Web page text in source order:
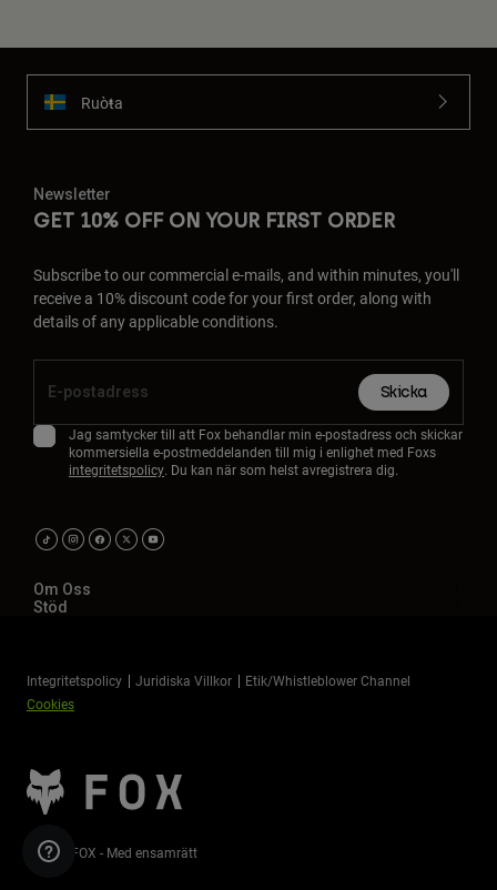
Ruoŧŧa
Newsletter
GET 10% OFF ON YOUR FIRST ORDER
Subscribe to our commercial e-mails, and within minutes, you'll
receive a 10% discount code for your first order, along with
details of any applicable conditions.
Skicka
Jag samtycker till att Fox behandlar min e-postadress och skickar
kommersiella e-postmeddelanden till mig i enlighet med Foxs
integritetspolicy. Du kan när som helst avregistrera dig.
Om Oss
Stöd
Integritetspolicy Juridiska Villkor
Etik/Whistleblower Channel
Cookies
©2026 FOX - Med ensamrätt